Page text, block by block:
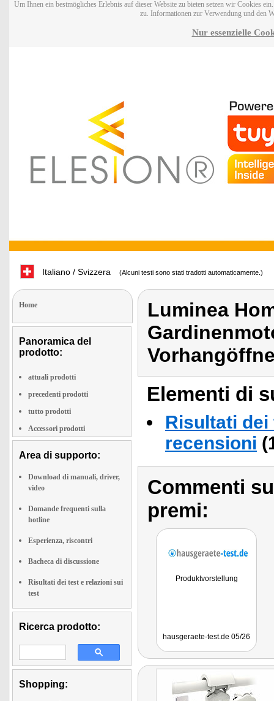
Um Ihnen ein bestmögliches Erlebnis auf dieser Website zu bieten setzen wir Cookies
zu. Informationen zur Verwendung und den
Nur essenzielle
Italiano / Svizzera (Alcuni testi sono stati tradotti automaticamente.)
Home
Panoramica del
prodotto:
attuali prodotti
precedenti prodotti
tutto prodotti
Accessori prodotti
Area di supporto:
Download di manuali, driver,
video
Domande frequenti sulla
hotline
Esperienza, riscontri
Bacheca di discussione
Risultati dei test e relazioni sui
test
Ricerca prodotto:
Shopping:
Luminea
Elementi di
Risultati
recensioni
Commenti
premi:
Produktvorstellung
hausgeraete-test.de 05/26